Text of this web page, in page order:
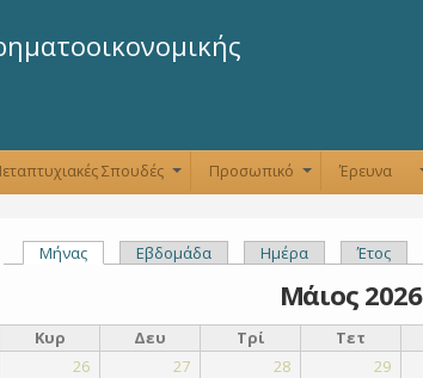
κυρίως
Σπουδές Προσωπικό Έρευνα
Πρωτεύουσες καρτέλες
Μήνας(ενεργή καρτέλα)
Εβδομάδα Ημέρα Έτος
Μάιος 2026
Κυρ Δευ Τρί Τετ
26
27 28 29